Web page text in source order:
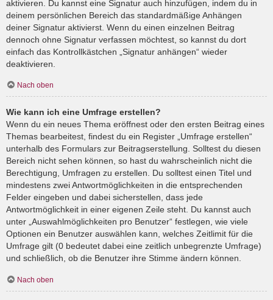
aktivieren. Du kannst eine Signatur auch hinzufügen, indem du in
deinem persönlichen Bereich das standardmäßige Anhängen
deiner Signatur aktivierst. Wenn du einen einzelnen Beitrag
dennoch ohne Signatur verfassen möchtest, so kannst du dort
einfach das Kontrollkästchen „Signatur anhängen“ wieder
deaktivieren.
Nach oben
Wie kann ich eine Umfrage erstellen?
Wenn du ein neues Thema eröffnest oder den ersten Beitrag eines
Themas bearbeitest, findest du ein Register „Umfrage erstellen“
unterhalb des Formulars zur Beitragserstellung. Solltest du diesen
Bereich nicht sehen können, so hast du wahrscheinlich nicht die
Berechtigung, Umfragen zu erstellen. Du solltest einen Titel und
mindestens zwei Antwortmöglichkeiten in die entsprechenden
Felder eingeben und dabei sicherstellen, dass jede
Antwortmöglichkeit in einer eigenen Zeile steht. Du kannst auch
unter „Auswahlmöglichkeiten pro Benutzer“ festlegen, wie viele
Optionen ein Benutzer auswählen kann, welches Zeitlimit für die
Umfrage gilt (0 bedeutet dabei eine zeitlich unbegrenzte Umfrage)
und schließlich, ob die Benutzer ihre Stimme ändern können.
Nach oben